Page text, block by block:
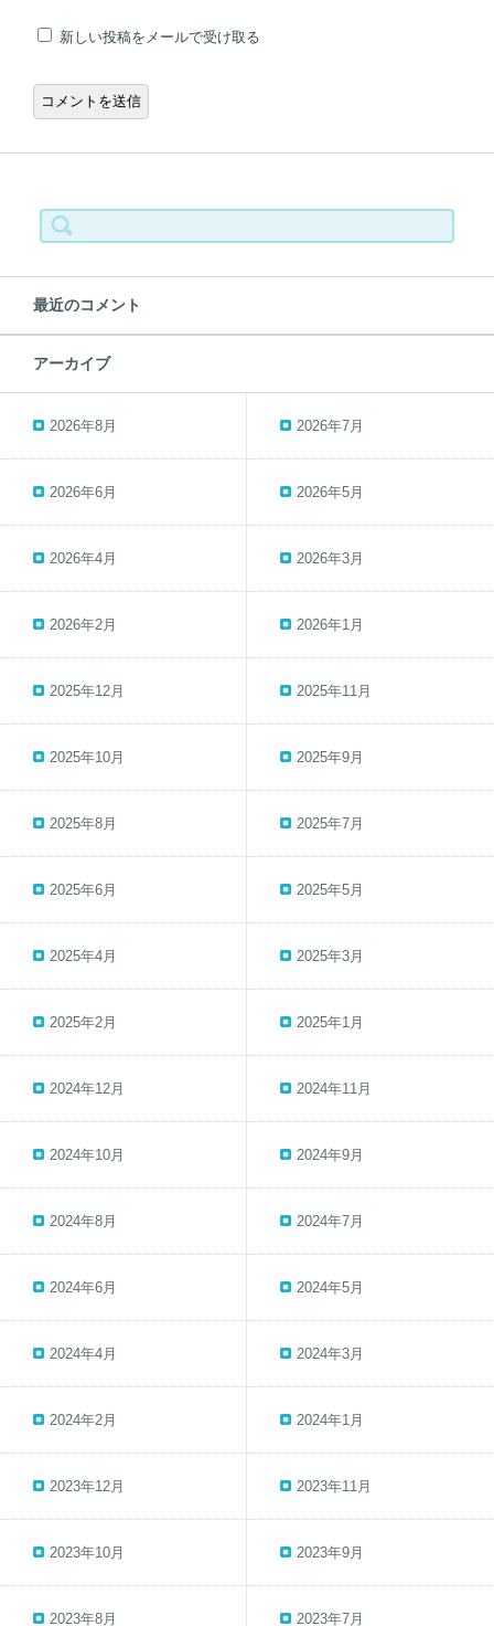
新しい投稿をメールで受け取る
索:
最近のコメント
アーカイブ
2026年8月 2026年7月
2026年6月 2026年5月
2026年4月 2026年3月
2026年2月 2026年1月
2025年12月 2025年11月
2025年10月 2025年9月
2025年8月 2025年7月
2025年6月 2025年5月
2025年4月 2025年3月
2025年2月 2025年1月
2024年12月 2024年11月
2024年10月 2024年9月
2024年8月 2024年7月
2024年6月 2024年5月
2024年4月 2024年3月
2024年2月 2024年1月
2023年12月 2023年11月
2023年10月 2023年9月
2023年8月 2023年7月